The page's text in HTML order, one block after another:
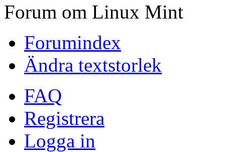
Forum om Linux Mint
Forumindex
Ändra textstorlek
FAQ
Registrera
Logga in